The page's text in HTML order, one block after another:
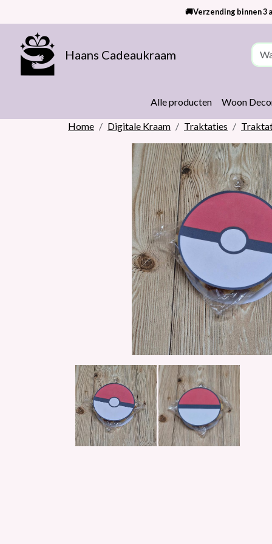
🚚Verzending binnen 3
Haans Cadeaukraam
Alle producten Woon
Home Digitale Kraam Traktaties